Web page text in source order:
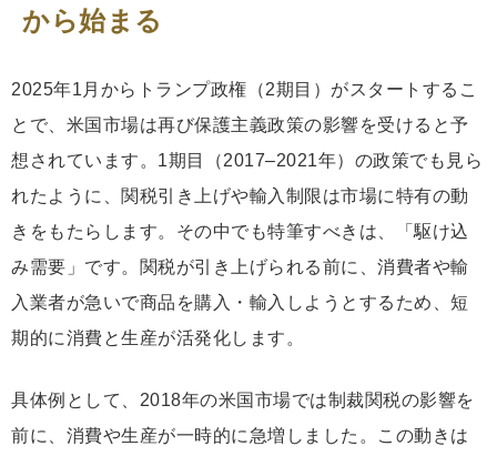
から始まる
2025年1月からトランプ政権（2期目）がスタートするこ
とで、米国市場は再び保護主義政策の影響を受けると予
想されています。1期目（2017–2021年）の政策でも見ら
れたように、関税引き上げや輸入制限は市場に特有の動
きをもたらします。その中でも特筆すべきは、「駆け込
み需要」です。関税が引き上げられる前に、消費者や輸
入業者が急いで商品を購入・輸入しようとするため、短
期的に消費と生産が活発化します。
具体例として、2018年の米国市場では制裁関税の影響を
前に、消費や生産が一時的に急増しました。この動きは